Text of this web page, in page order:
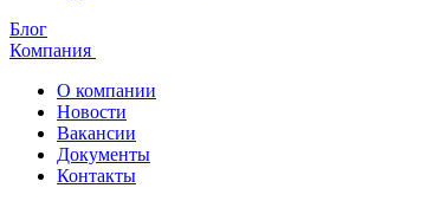
Блог
Компания
О компании
Новости
Вакансии
Документы
Контакты